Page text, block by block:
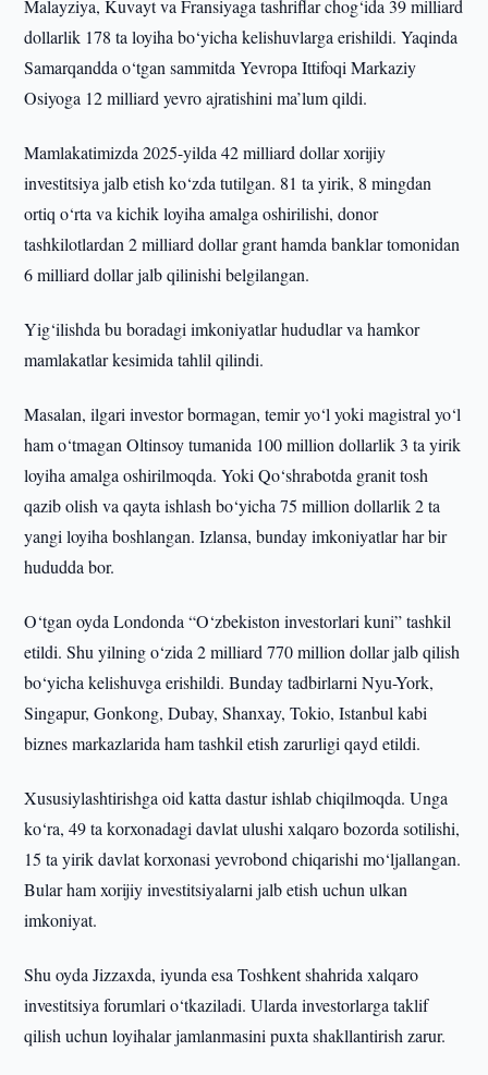
Malayziya, Kuvayt va Fransiyaga tashriflar chog‘ida 39 milliard
dollarlik 178 ta loyiha bo‘yicha kelishuvlarga erishildi. Yaqinda
Samarqandda o‘tgan sammitda Yevropa Ittifoqi Markaziy
Osiyoga 12 milliard yevro ajratishini ma’lum qildi.
Mamlakatimizda 2025-yilda 42 milliard dollar xorijiy
investitsiya jalb etish ko‘zda tutilgan. 81 ta yirik, 8 mingdan
ortiq o‘rta va kichik loyiha amalga oshirilishi, donor
tashkilotlardan 2 milliard dollar grant hamda banklar tomonidan
6 milliard dollar jalb qilinishi belgilangan.
Yig‘ilishda bu boradagi imkoniyatlar hududlar va hamkor
mamlakatlar kesimida tahlil qilindi.
Masalan, ilgari investor bormagan, temir yo‘l yoki magistral yo‘l
ham o‘tmagan Oltinsoy tumanida 100 million dollarlik 3 ta yirik
loyiha amalga oshirilmoqda. Yoki Qo‘shrabotda granit tosh
qazib olish va qayta ishlash bo‘yicha 75 million dollarlik 2 ta
yangi loyiha boshlangan. Izlansa, bunday imkoniyatlar har bir
hududda bor.
O‘tgan oyda Londonda “O‘zbekiston investorlari kuni” tashkil
etildi. Shu yilning o‘zida 2 milliard 770 million dollar jalb qilish
bo‘yicha kelishuvga erishildi. Bunday tadbirlarni Nyu-York,
Singapur, Gonkong, Dubay, Shanxay, Tokio, Istanbul kabi
biznes markazlarida ham tashkil etish zarurligi qayd etildi.
Xususiylashtirishga oid katta dastur ishlab chiqilmoqda. Unga
ko‘ra, 49 ta korxonadagi davlat ulushi xalqaro bozorda sotilishi,
15 ta yirik davlat korxonasi yevrobond chiqarishi mo‘ljallangan.
Bular ham xorijiy investitsiyalarni jalb etish uchun ulkan
imkoniyat.
Shu oyda Jizzaxda, iyunda esa Toshkent shahrida xalqaro
investitsiya forumlari o‘tkaziladi. Ularda investorlarga taklif
qilish uchun loyihalar jamlanmasini puxta shakllantirish zarur.